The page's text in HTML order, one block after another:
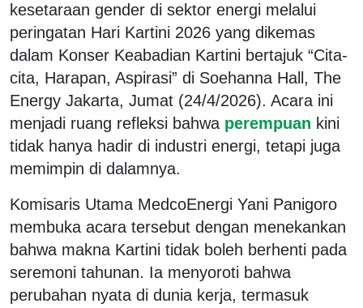
kesetaraan gender di sektor energi melalui
peringatan Hari Kartini 2026 yang dikemas
dalam Konser Keabadian Kartini bertajuk “Cita-
cita, Harapan, Aspirasi” di Soehanna Hall, The
Energy Jakarta, Jumat (24/4/2026). Acara ini
menjadi ruang refleksi bahwa perempuan kini
tidak hanya hadir di industri energi, tetapi juga
memimpin di dalamnya.
Komisaris Utama MedcoEnergi Yani Panigoro
membuka acara tersebut dengan menekankan
bahwa makna Kartini tidak boleh berhenti pada
seremoni tahunan. Ia menyoroti bahwa
perubahan nyata di dunia kerja, termasuk